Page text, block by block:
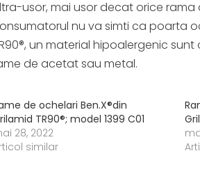
usor, mai usor decat orice
nu va simti ca poarta
un material hipoalergenic
de acetat sau metal.
de ochelari Ben.X®din
TR90®; model 1399 C01
28, 2022
similar